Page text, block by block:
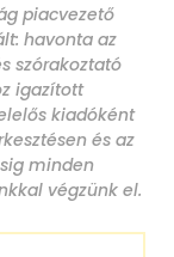
piacvezető
havonta az
szórakoztató
igazított
kiadóként
és az
minden
végzünk el.